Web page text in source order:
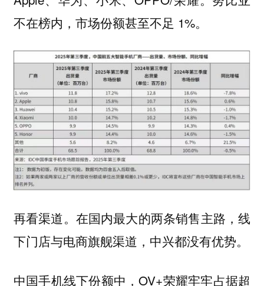
不在榜内，市场份额甚至不足 1%。
再看渠道。在国内最大的两条销售主路，线
下门店与电商旗舰渠道，中兴都没有优势。
中国手机线下份额中，OV+荣耀牢牢占据超